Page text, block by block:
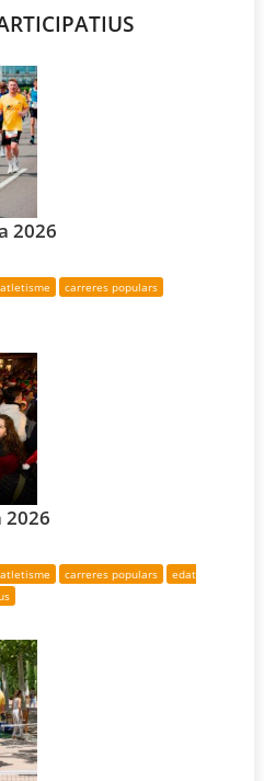
2026
atletisme
carreres populars
2026
atletisme carreres populars
edat